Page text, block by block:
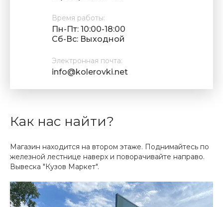
Время работы:
Пн-Пт: 10:00-18:00
Cб-Вс: Выходной
Электронная почта:
info@kolerovki.net
Как нас найти?
Магазин находится на втором этаже. Поднимайтесь по
железной лестнице наверх и поворачивайте направо.
Вывеска "Кузов Маркет".